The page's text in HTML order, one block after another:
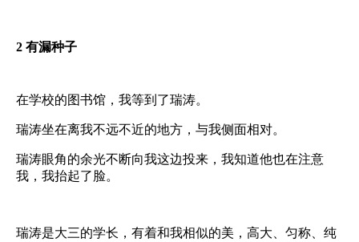
2 有漏种子
在学校的图书馆，我等到了瑞涛。
瑞涛坐在离我不远不近的地方，与我侧面相对。
瑞涛眼角的余光不断向我这边投来，我知道他也在注意
我，我抬起了脸。
瑞涛是大三的学长，有着和我相似的美，高大、匀称、纯